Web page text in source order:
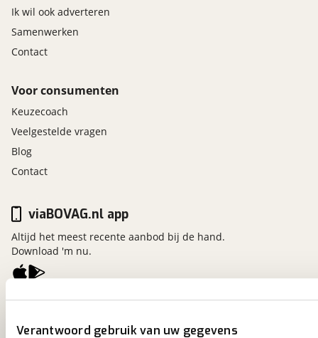
Verantwoord gebruik van uw gegevens
Ik wil ook adverteren
Samenwerken
Contact
Voor consumenten
Keuzecoach
Veelgestelde vragen
Blog
Contact
Kosterijland15
viaBOVAG.nl app
Altijd het meest recente aanbod bij de hand.
Download 'm nu.